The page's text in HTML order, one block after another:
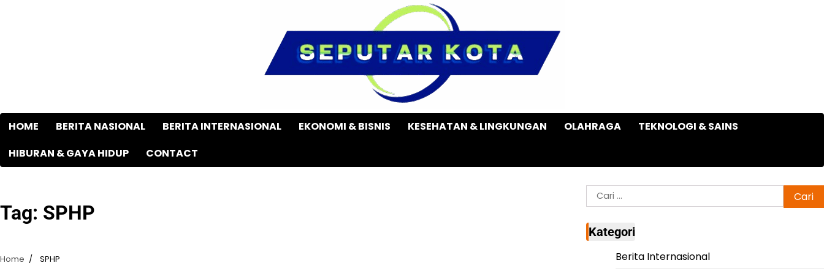
HOME BERITA NASIONAL BERITA INTERNASIONAL EKONOMI & BISNIS KESEHATAN & LINGKUNGAN OLAHRAGA
TEKNOLOGI & SAINS
HIBURAN & GAYA HIDUP
CONTACT
Tag: SPHP
Home SPHP
Cari
untuk:
Kategori
Berita Internasional